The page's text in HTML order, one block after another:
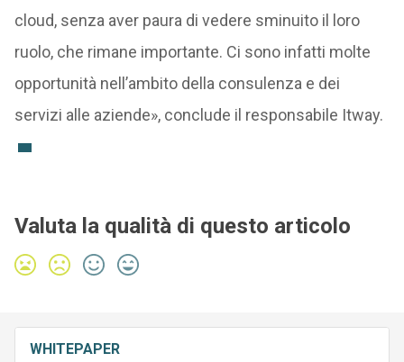
cloud, senza aver paura di vedere sminuito il loro
ruolo, che rimane importante. Ci sono infatti molte
opportunità nell’ambito della consulenza e dei
servizi alle aziende», conclude il responsabile Itway.
Valuta la qualità di questo articolo
WHITEPAPER